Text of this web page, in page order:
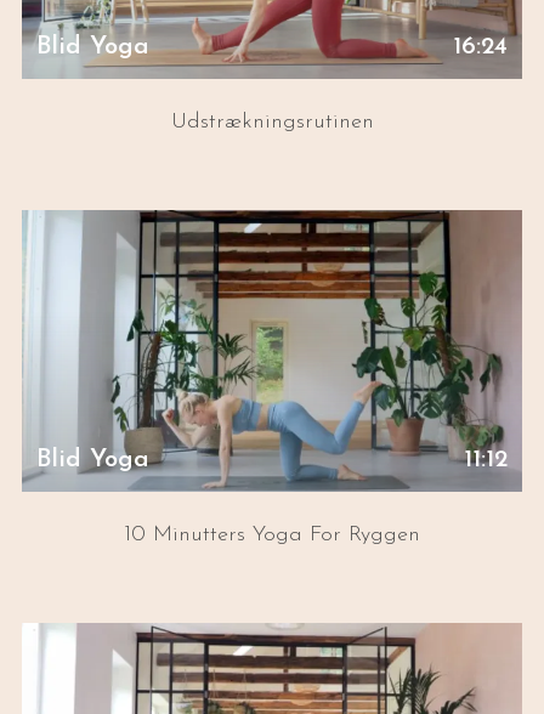
Blid Yoga 16:24
Udstrækningsrutinen
Blid Yoga 11:12
10 Minutters Yoga For Ryggen